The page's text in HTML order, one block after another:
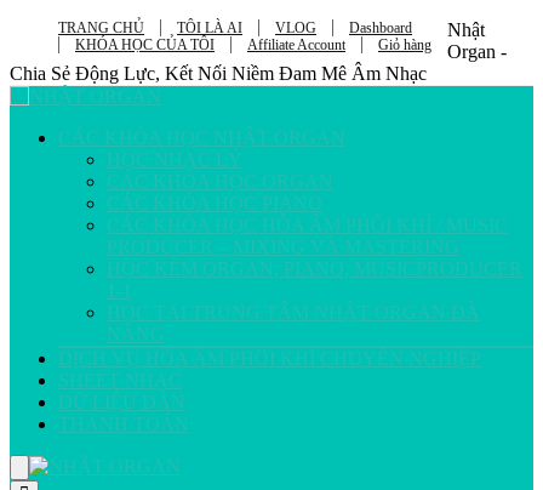
TRANG CHỦ TÔI LÀ AI VLOG
Dashboard
KHÓA HỌC CỦA TÔI
Affiliate Account Giỏ hàng
Nhật
Organ -
Chia Sẻ Động Lực, Kết Nối Niềm Đam Mê Âm Nhạc
CÁC KHÓA HỌC NHẬT ORGAN
HỌC NHẠC LÝ
CÁC KHÓA HỌC ORGAN
CÁC KHÓA HỌC PIANO
CÁC KHÓA HỌC HÒA ÂM PHỐI KHÍ / MUSIC
PRODUCER – MIXING VÀ MASTERING
HỌC KÈM ORGAN, PIANO, MUSICPRODUCER
1-1
HỌC TẠI TRUNG TÂM NHẬT ORGAN ĐÀ
NẴNG
DỊCH VỤ HÒA ÂM PHỐI KHÍ CHUYÊN NGHIỆP
SHEET NHẠC
DỮ LIỆU ĐÀN
THANH TOÁN